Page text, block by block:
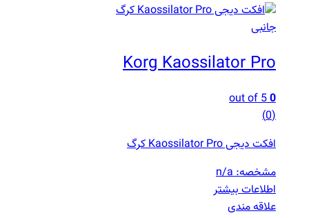
جانبی
Korg Kaossilator Pro
0
out of 5
(0)
افکت دیجی Kaossilator Pro کرگ
مشخصه: n/a
اطلاعات بیشتر
علاقه مندی